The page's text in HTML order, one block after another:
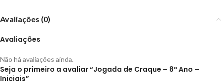
Avaliações (0)
Avaliações
Não há avaliações ainda.
Seja o primeiro a avaliar “Jogada de Craque – 8º Ano –
Iniciais”